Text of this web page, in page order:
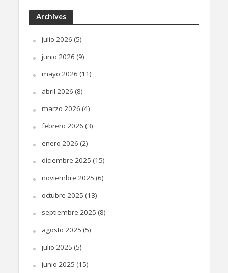
Archives
julio 2026 (5)
junio 2026 (9)
mayo 2026 (11)
abril 2026 (8)
marzo 2026 (4)
febrero 2026 (3)
enero 2026 (2)
diciembre 2025 (15)
noviembre 2025 (6)
octubre 2025 (13)
septiembre 2025 (8)
agosto 2025 (5)
julio 2025 (5)
junio 2025 (15)